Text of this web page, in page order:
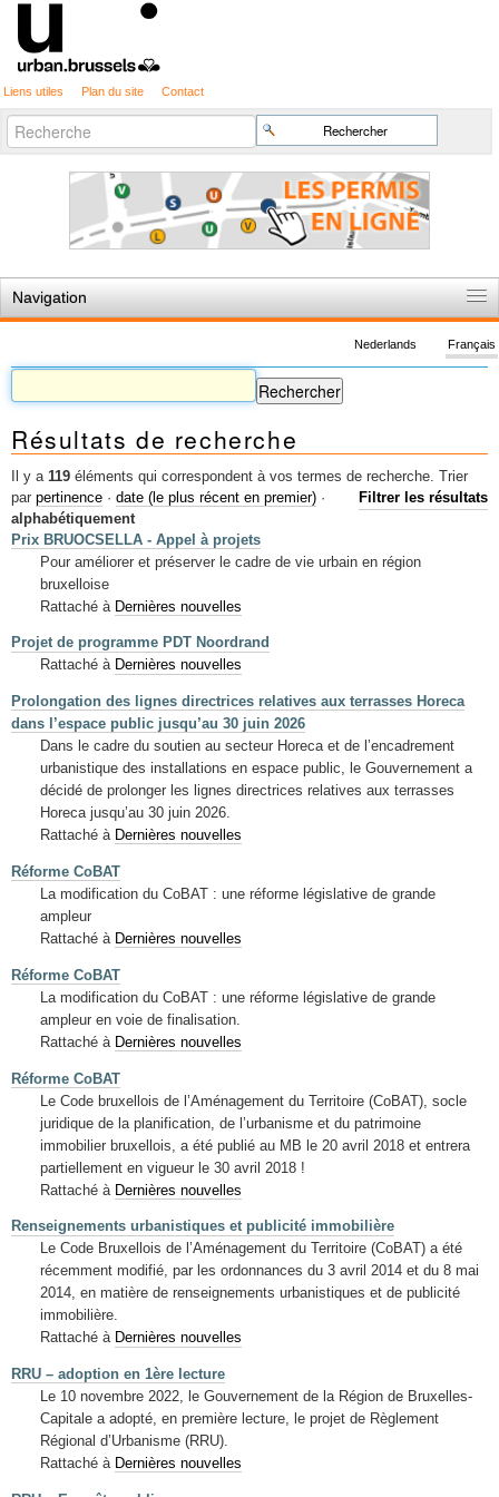
Liens utiles Plan du site Contact
Chercher par
Recherche
avancée…
Navigation
Règles du jeu
Permis d'urbanisme
Cartographie
Etudes et publications
Mots-clés
Renseignements urbanistiques
Français
Nederlands
Résultats de recherche
Il y a 119 éléments qui correspondent à vos termes de recherche.
Filtrer les résultats
Trier
par pertinence · date (le plus récent en premier) ·
alphabétiquement
Prix BRUOCSELLA - Appel à projets
Pour améliorer et préserver le cadre de vie urbain en région
bruxelloise
Rattaché à Dernières nouvelles
Projet de programme PDT Noordrand
Rattaché à Dernières nouvelles
Prolongation des lignes directrices relatives aux terrasses Horeca
dans l’espace public jusqu’au 30 juin 2026
Dans le cadre du soutien au secteur Horeca et de l’encadrement
urbanistique des installations en espace public, le Gouvernement a
décidé de prolonger les lignes directrices relatives aux terrasses
Horeca jusqu’au 30 juin 2026.
Rattaché à Dernières nouvelles
Réforme CoBAT
La modification du CoBAT : une réforme législative de grande
ampleur
Rattaché à Dernières nouvelles
Réforme CoBAT
La modification du CoBAT : une réforme législative de grande
ampleur en voie de finalisation.
Rattaché à Dernières nouvelles
Réforme CoBAT
Le Code bruxellois de l’Aménagement du Territoire (CoBAT), socle
juridique de la planification, de l’urbanisme et du patrimoine
immobilier bruxellois, a été publié au MB le 20 avril 2018 et entrera
partiellement en vigueur le 30 avril 2018 !
Rattaché à Dernières nouvelles
Renseignements urbanistiques et publicité immobilière
Le Code Bruxellois de l’Aménagement du Territoire (CoBAT) a été
récemment modifié, par les ordonnances du 3 avril 2014 et du 8 mai
2014, en matière de renseignements urbanistiques et de publicité
immobilière.
Rattaché à Dernières nouvelles
RRU – adoption en 1ère lecture
Le 10 novembre 2022, le Gouvernement de la Région de Bruxelles-
Capitale a adopté, en première lecture, le projet de Règlement
Régional d’Urbanisme (RRU).
Rattaché à Dernières nouvelles